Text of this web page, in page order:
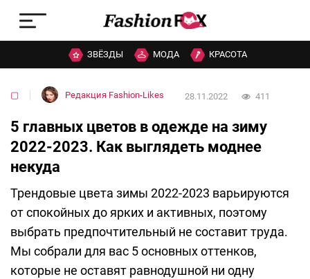
ЗВЁЗДЫ МОДА КРАСОТА
▢ Редакция Fashion-Likes 28.11.2022 411
5 главных цветов в одежде на зиму
2022-2023. Как выглядеть моднее
некуда
Трендовые цвета зимы 2022-2023 варьируются
от спокойных до ярких и активных, поэтому
выбрать предпочтительный не составит труда.
Мы собрали для вас 5 основных оттенков,
которые не оставят равнодушной ни одну